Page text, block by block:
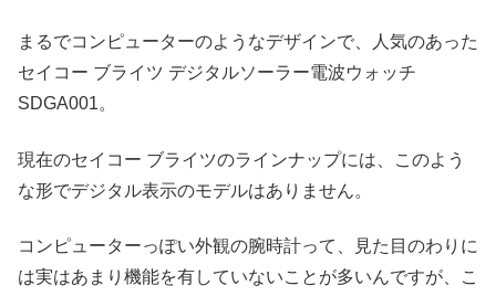
まるでコンピューターのようなデザインで、人気のあった
セイコー ブライツ デジタルソーラー電波ウォッチ
SDGA001。
現在のセイコー ブライツのラインナップには、このよう
な形でデジタル表示のモデルはありません。
コンピューターっぽい外観の腕時計って、見た目のわりに
は実はあまり機能を有していないことが多いんですが、こ